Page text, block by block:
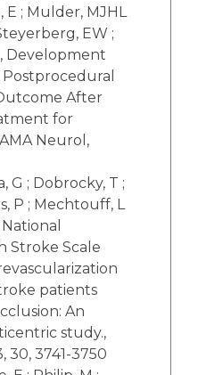
E ; Mulder, MJHL
EW ;
Development
After
for
Neurol,
G ; Dobrocky, T ;
P ; Mechtouff, L
Stroke Scale
patients
An
study.,
30, 3741-3750